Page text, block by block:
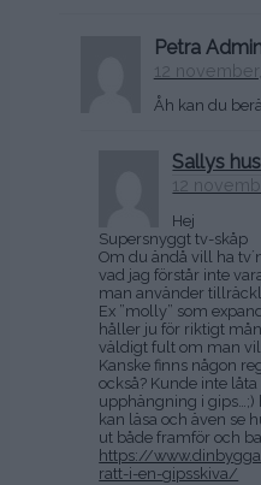
Petra
12
Åh kan du
Sallys hus
12
Hej
Supersnyggt tv-skåp
Om du ändå vill ha
vad jag förstår inte
man använder
Ex ”molly” som
håller ju för riktigt
väldigt fult om man
Kanske finns någon
också? Kunde inte
upphängning i gips…;)
kan läsa och även se
ut både framför och
https://
ratt-i-en-gipsskiva/